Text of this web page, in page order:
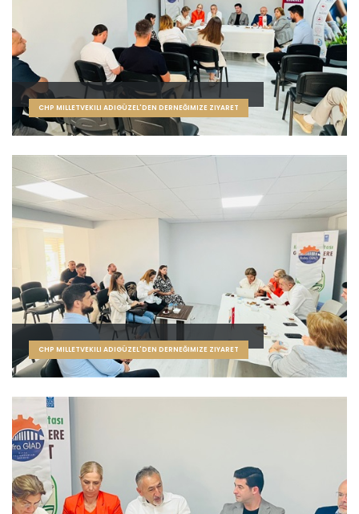
CHP MILLETVEKILI ADIGÜZEL'DEN DERNEĞIMIZE ZIYARET
CHP MILLETVEKILI ADIGÜZEL'DEN DERNEĞIMIZE ZIYARET